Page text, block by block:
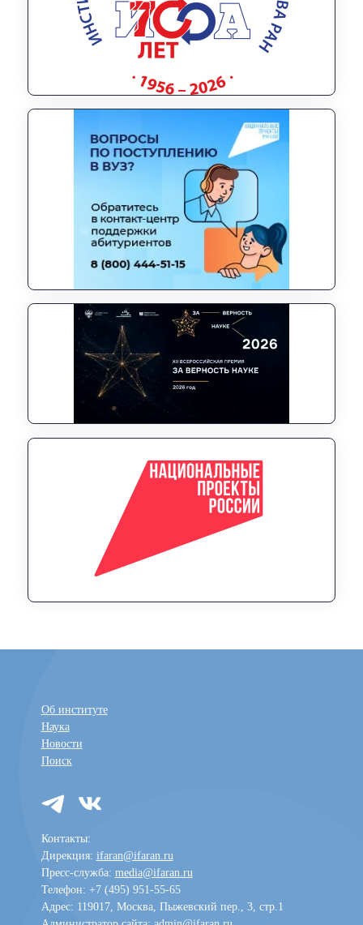
Об институте
Наука
Новости
Поиск
Контакты:
Дирекция: ifaran@ifaran.ru
Пресс-служба: media@ifaran.ru
Телефон: +7 (495) 951-55-65
Адрес: 119017, Москва, Пыжевский пер., 3, стр.1